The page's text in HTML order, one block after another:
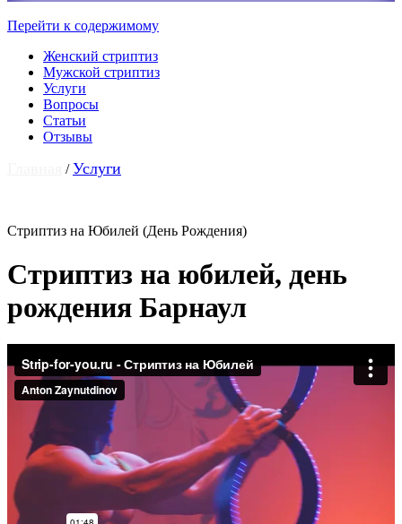
Перейти к содержимому
Женский стриптиз
Мужской стриптиз
Услуги
Вопросы
Статьи
Отзывы
/Услуги
Стриптиз на Юбилей (День Рождения)
Стриптиз на юбилей, день
рождения Барнаул